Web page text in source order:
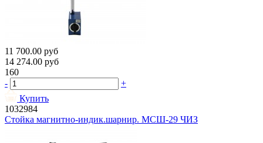
11 700.00 руб
14 274.00 руб
160
-
+
Купить
1032984
Стойка магнитно-индик.шарнир. МСШ-29 ЧИЗ